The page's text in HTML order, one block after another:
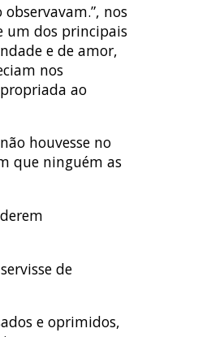
nos
um dos principais
e de amor,
nos
ao
houvesse no
que ninguém as
de
e oprimidos,